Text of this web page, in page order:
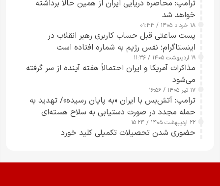
ترامپ: محاصره دریایی ایران از همین حالا برداشته
خواهد شد
۱۸ خرداد ۱۴۰۵ / ۰۱:۳۳
پست ساعتی قبل حساب کاربری رهبر انقلاب در
اینستاگرام؛ نفس رژیم به شماره افتاده است​
۱۹ اردیبهشت ۱۴۰۵ / ۱۱:۳۶
مذاکرات آمریکا و ایران احتمالاً هفته آینده از سر گرفته
می‌شود
۱۷ تیر ۱۴۰۵ / ۱۶:۵۶
ترامپ: آتش‌بس با ایران «به پایان رسیده»/ تهدید به
حمله مجدد در صورت دستیابی به سلاح هسته‌ای
۲۲ اردیبهشت ۱۴۰۵ / ۱۵:۲۴
حضوری شدن تحصیلات تکمیلی کلید خورد